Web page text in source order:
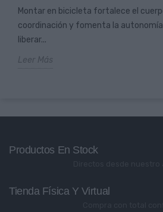
Montar en bicicleta fortalece el
coordinación y fomenta la
liberar...
Leer Más
Productos En Stock
Tienda Física Y Virtual